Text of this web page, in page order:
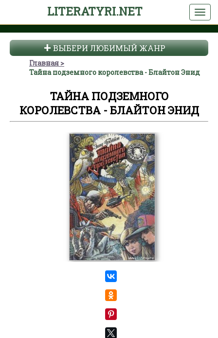
LITERATYRI.NET
ВЫБЕРИ ЛЮБИМЫЙ ЖАНР
Главная
Тайна подземного королевства - Блайтон Энид
ТАЙНА ПОДЗЕМНОГО
КОРОЛЕВСТВА - БЛАЙТОН ЭНИД